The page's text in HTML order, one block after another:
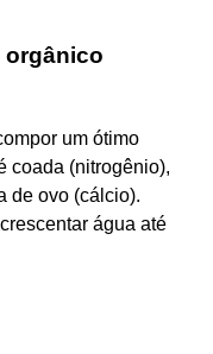
orgânico
um ótimo
coada (nitrogênio),
de ovo (cálcio).
água até